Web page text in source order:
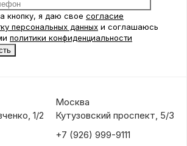
кнопку, я даю свое согласие
персональных данных и соглашаюсь
политики конфиденциальности
1/2
Москва
Кутузовский проспект, 5/3
+7 (926) 999-9111